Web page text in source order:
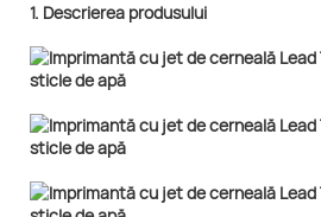
1. Descrierea produsului